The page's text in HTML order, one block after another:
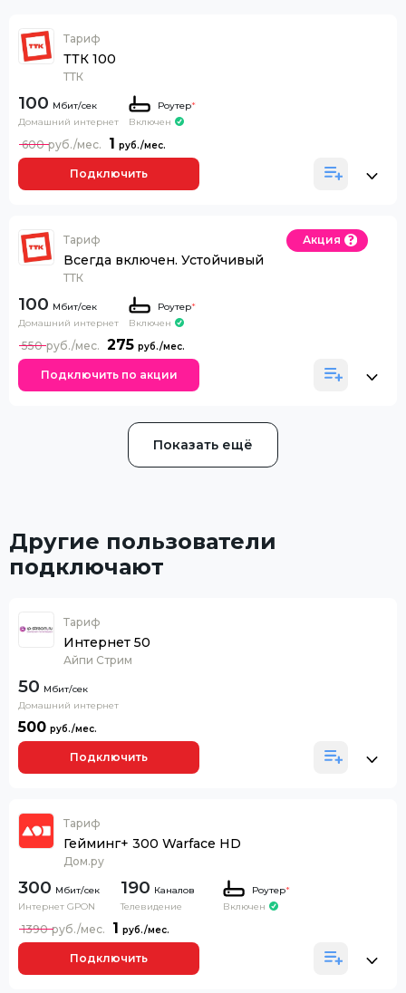
Тариф
ТТК 100
ТТК
100
Домашний интернет
Роутер*
Включен
1
600
Подключить
Тариф
Всегда включен. Устойчивый
ТТК
Акция
100
Домашний интернет
Роутер*
Включен
275
550
Подключить по акции
Показать ещё
Другие пользователи
подключают
Тариф
Интернет 50
Айпи Стрим
50
Домашний интернет
500
Подключить
Тариф
Гейминг+ 300 Warface HD
Дом.ру
300
Интернет GPON
190 Каналов
Телевидение
Роутер*
Включен
1
1390
Подключить